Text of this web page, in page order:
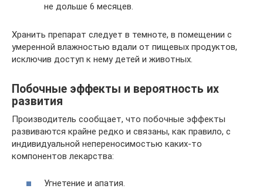
не дольше 6 месяцев.
Хранить препарат следует в темноте, в помещении с
умеренной влажностью вдали от пищевых продуктов,
исключив доступ к нему детей и животных.
Побочные эффекты и вероятность их
развития
Производитель сообщает, что побочные эффекты
развиваются крайне редко и связаны, как правило, с
индивидуальной непереносимостью каких-то
компонентов лекарства:
Угнетение и апатия.